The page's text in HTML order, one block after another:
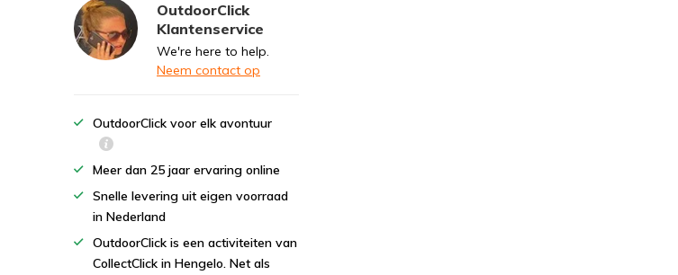
OutdoorClick
Klantenservice
We're here to help.
Neem contact op
OutdoorClick voor elk avontuur
Meer dan 25 jaar ervaring online
Snelle levering uit eigen voorraad
in Nederland
OutdoorClick is een activiteiten van
CollectClick in Hengelo. Net als